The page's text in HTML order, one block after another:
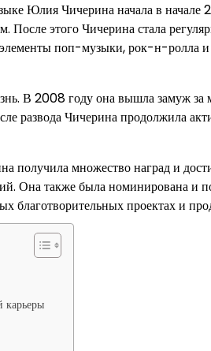
Юлия Чичерина начала в
После этого Чичерина стала
поп-музыки, рок-н-ролла
В 2008 году она вышла замуж за
развода Чичерина продолжила
получила множество наград и
Она также была номинирована и
благотворительных проектах и
карьеры